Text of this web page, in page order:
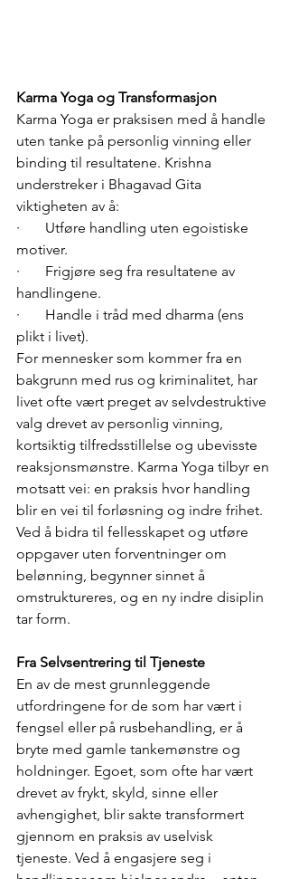
Karma Yoga og Transformasjon
Karma Yoga er praksisen med å handle
uten tanke på personlig vinning eller
binding til resultatene. Krishna
understreker i Bhagavad Gita
viktigheten av å:
·       Utføre handling uten egoistiske
motiver.
·       Frigjøre seg fra resultatene av
handlingene.
·       Handle i tråd med dharma (ens
plikt i livet).
For mennesker som kommer fra en
bakgrunn med rus og kriminalitet, har
livet ofte vært preget av selvdestruktive
valg drevet av personlig vinning,
kortsiktig tilfredsstillelse og ubevisste
reaksjonsmønstre. Karma Yoga tilbyr en
motsatt vei: en praksis hvor handling
blir en vei til forløsning og indre frihet.
Ved å bidra til fellesskapet og utføre
oppgaver uten forventninger om
belønning, begynner sinnet å
omstruktureres, og en ny indre disiplin
tar form.
Fra Selvsentrering til Tjeneste
En av de mest grunnleggende
utfordringene for de som har vært i
fengsel eller på rusbehandling, er å
bryte med gamle tankemønstre og
holdninger. Egoet, som ofte har vært
drevet av frykt, skyld, sinne eller
avhengighet, blir sakte transformert
gjennom en praksis av uselvisk
tjeneste. Ved å engasjere seg i